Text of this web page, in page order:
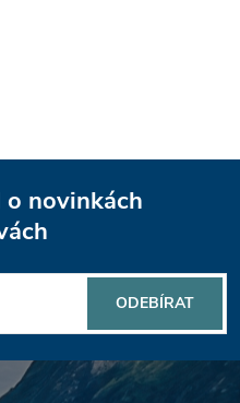
novinkách
ODEBÍRAT